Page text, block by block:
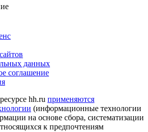
данных
соглашение
hh.ru применяются
(информационные технологии
на основе сбора, систематизации
к предпочтениям